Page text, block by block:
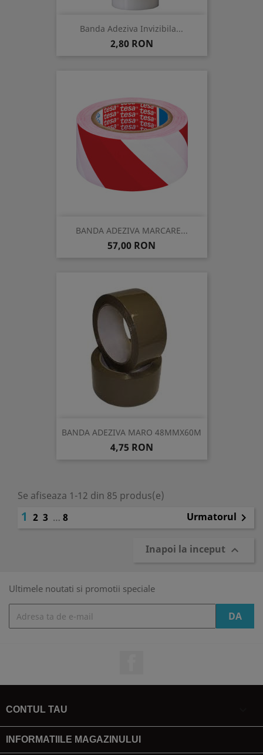
Banda Adeziva Invizibila...
Pret
2,80 RON
BANDA ADEZIVA MARCARE...
Pret
57,00 RON
BANDA ADEZIVA MARO 48MMX60M
Pret
4,75 RON
Se afiseaza 1-12 din 85 produs(e)
1 2 3 … 8 Urmatorul 
Inapoi la inceput 
Ultimele noutati si promotii speciale
CONTUL TAU
INFORMATIILE MAGAZINULUI